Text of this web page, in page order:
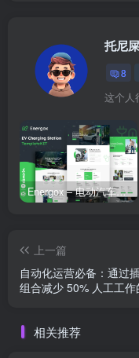
托尼
8
这个人
Energox – 电动汽车充电站 Elementor 模板套件
上一篇
自动化运营必备：通过
组合减少 50% 人工工作
相关推荐